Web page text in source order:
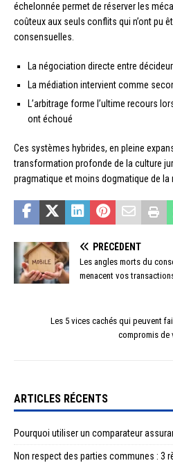
échelonnée permet de réserver les
coûteux aux seuls conflits qui n’ont pu
consensuelles.
La négociation directe entre
La médiation intervient comme
L’arbitrage forme l’ultime recours
ont échoué
Ces systèmes hybrides, en pleine
transformation profonde de la culture
pragmatique et moins dogmatique de
PRÉCÉDENT
Les angles morts du
menacent vos
Les 5 vices cachés qui peuvent
compromis de
ARTICLES RÉCENTS
Pourquoi utiliser un comparateur
Non respect des parties communes : 3